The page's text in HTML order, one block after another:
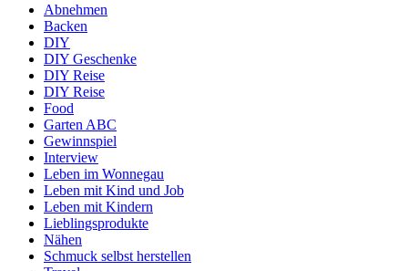
Abnehmen
Backen
DIY
DIY Geschenke
DIY Reise
DIY Reise
Food
Garten ABC
Gewinnspiel
Interview
Leben im Wonnegau
Leben mit Kind und Job
Leben mit Kindern
Lieblingsprodukte
Nähen
Schmuck selbst herstellen